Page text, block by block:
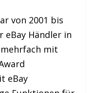
von 2001 bis
eBay Händler in
mit
eBay